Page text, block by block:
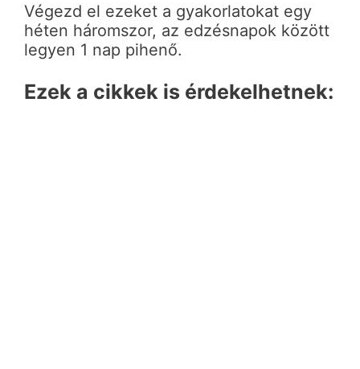
Végezd el ezeket a gyakorlatokat egy
héten háromszor, az edzésnapok között
legyen 1 nap pihenő.
Ezek a cikkek is érdekelhetnek: